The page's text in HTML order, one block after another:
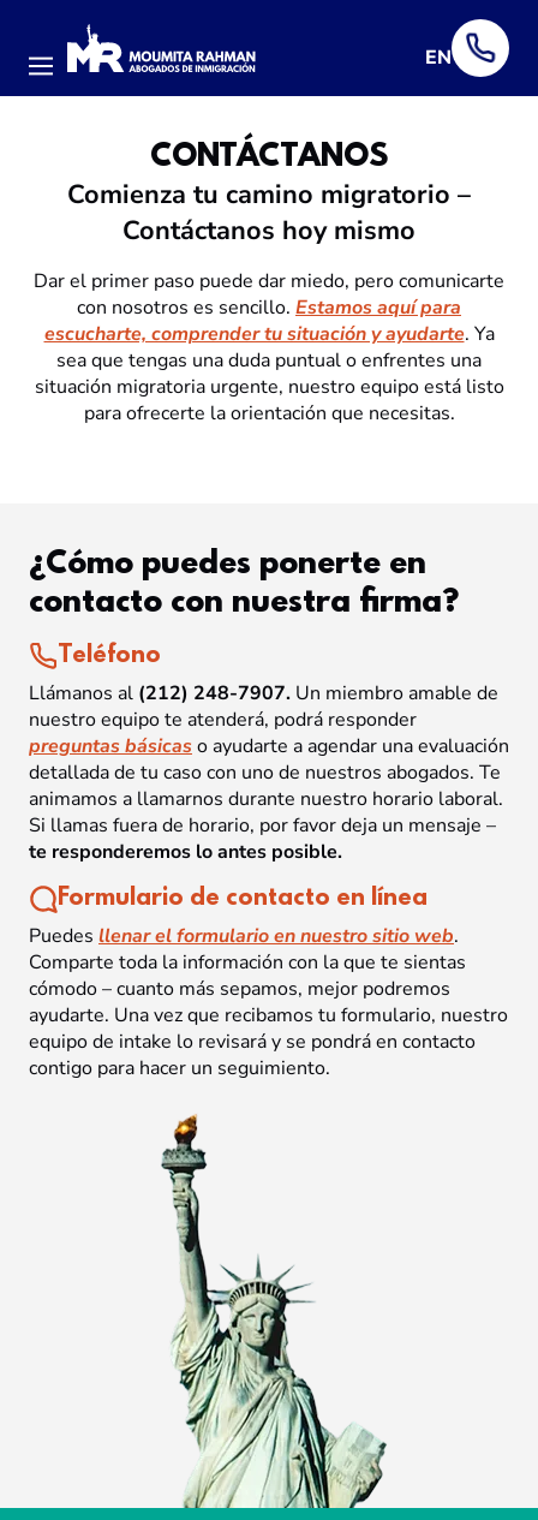
Menú
EN
CONTÁCTANOS
Comienza tu camino migratorio –
Contáctanos hoy mismo
Dar el primer paso puede dar miedo, pero comunicarte
con nosotros es sencillo. Estamos aquí para
escucharte, comprender tu situación y ayudarte. Ya
sea que tengas una duda puntual o enfrentes una
situación migratoria urgente, nuestro equipo está listo
para ofrecerte la orientación que necesitas.
¿Cómo puedes ponerte en
contacto con nuestra firma?
Teléfono
Llámanos al (212) 248-7907. Un miembro amable de
nuestro equipo te atenderá, podrá responder
preguntas básicas o ayudarte a agendar una evaluación
detallada de tu caso con uno de nuestros abogados. Te
animamos a llamarnos durante nuestro horario laboral.
Si llamas fuera de horario, por favor deja un mensaje –
te responderemos lo antes posible.
Formulario de contacto en línea
Puedes llenar el formulario en nuestro sitio web.
Comparte toda la información con la que te sientas
cómodo – cuanto más sepamos, mejor podremos
ayudarte. Una vez que recibamos tu formulario, nuestro
equipo de intake lo revisará y se pondrá en contacto
contigo para hacer un seguimiento.